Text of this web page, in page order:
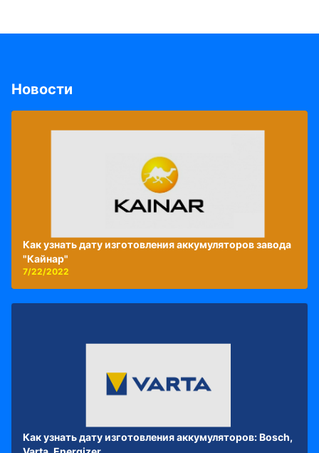
Новости
Как узнать дату изготовления аккумуляторов завода
"Кайнар"
7/22/2022
Как узнать дату изготовления аккумуляторов: Bosch,